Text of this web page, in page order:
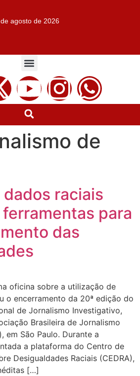
agosto de 2026
de
raciais
para
das
oficina sobre a utilização de
o encerramento da 20ª edição do
de Jornalismo Investigativo,
Brasileira de Jornalismo
em São Paulo. Durante a
a plataforma do Centro de
Desigualdades Raciais (CEDRA),
[…]